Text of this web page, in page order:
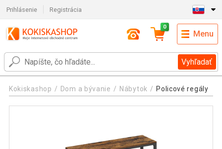
Prihlásenie Registrácia
Vyhľadať
0
Menu
Kokiskashop Dom a bývanie Nábytok Policové regály